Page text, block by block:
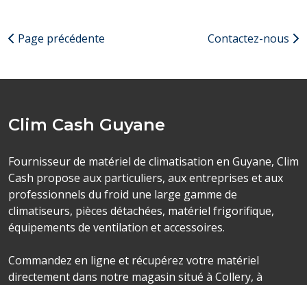
Page précédente Contactez-nous
Clim Cash Guyane
Fournisseur de matériel de climatisation en Guyane, Clim
Cash propose aux particuliers, aux entreprises et aux
professionnels du froid une large gamme de
climatiseurs, pièces détachées, matériel frigorifique,
équipements de ventilation et accessoires.
Commandez en ligne et récupérez votre matériel
directement dans notre magasin situé à Collery, à